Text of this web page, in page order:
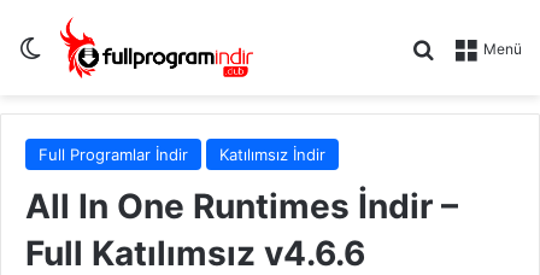
Dış görünümü değiştir Menü
Arama yap
Full Programlar İndir Katılımsız İndir
All In One Runtimes İndir –
Full Katılımsız v4.6.6